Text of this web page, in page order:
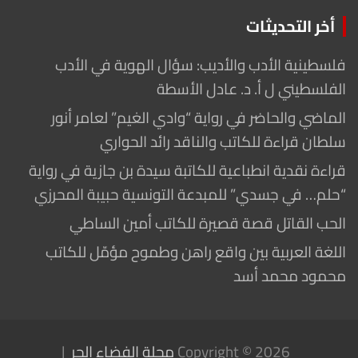
أخر التحديثات
فلسطينية الأدب والأديب: سؤال الهوية في الأدب
الفلسطيني ل أ. د. عادل الأسطة
الماضي والحاضر في رواية “وادي الغيم” لعامر أنور
سلطان قراءة للكاتب والناقد رائد الحواري
قراءة نقدية انطباعية للكاتبة سيدة بن جازية في رواية
“حلم… في جسدي” للمبدعة التونسية حبيبة المحرزي
الحب القاتل قصة قصيرة للكاتب أمين الساطي
اللغة العربية بين واقع راهن وطموح مؤمّل للكاتب
محمود محمد أسد
Copyright © 2026مجلة الفضاء الحر